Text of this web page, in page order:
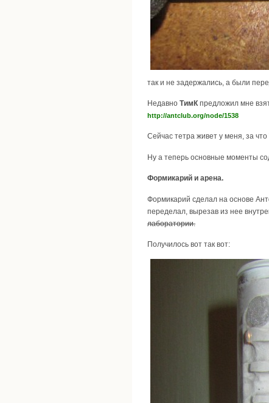
так и не задержались, а были
Недавно ТимК предложил мне
http://antclub.org/node/1538
Сейчас тетра живет у меня, за что
Ну а теперь основные моменты
Формикарий и арена.
Формикарий сделал на основе
переделал, вырезав из нее
лаборатории.
Получилось вот так вот: